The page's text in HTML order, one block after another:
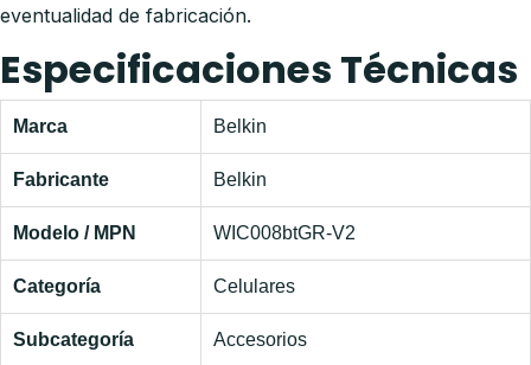
eventualidad de fabricación.
Especificaciones Técnicas
Marca Belkin
Fabricante Belkin
Modelo / MPN WIC008btGR-V2
Categoría Celulares
Subcategoría Accesorios